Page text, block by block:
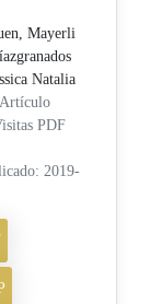
Mayerli
Natalia
PDF
2019-